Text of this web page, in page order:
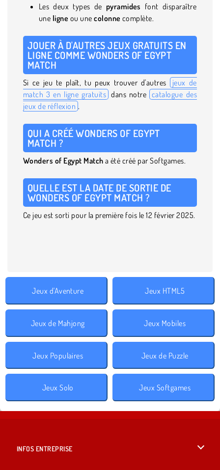
Les deux types de pyramides font disparaître
une ligne ou unecolonne complète.
JOUER À D'AUTRES JEUX GRATUITS EN
LIGNE COMME WONDERS OF EGYPT
MATCH
Si ce jeu te plaît, tu peux trouver d'autres
jeux de
match 3 en ligne gratuits dans notre catalogue des
jeux de réflexion .
QUI A CRÉÉ WONDERS OF EGYPT
MATCH ?
Wonders of Egypt Match a été créé par Softgames.
QUELLE EST LA DATE DE SORTIE DE
WONDERS OF EGYPT MATCH ?
Ce jeu est sorti pour la première fois le 12 février 2025.
Jeux d'Aventure Jeux HTML5
Jeux de Mahjong Jeux Mobiles
Jeux Populaires Jeux de Puzzle
Jeux Solo Jeux Softgames
INFOS ENTREPRISE